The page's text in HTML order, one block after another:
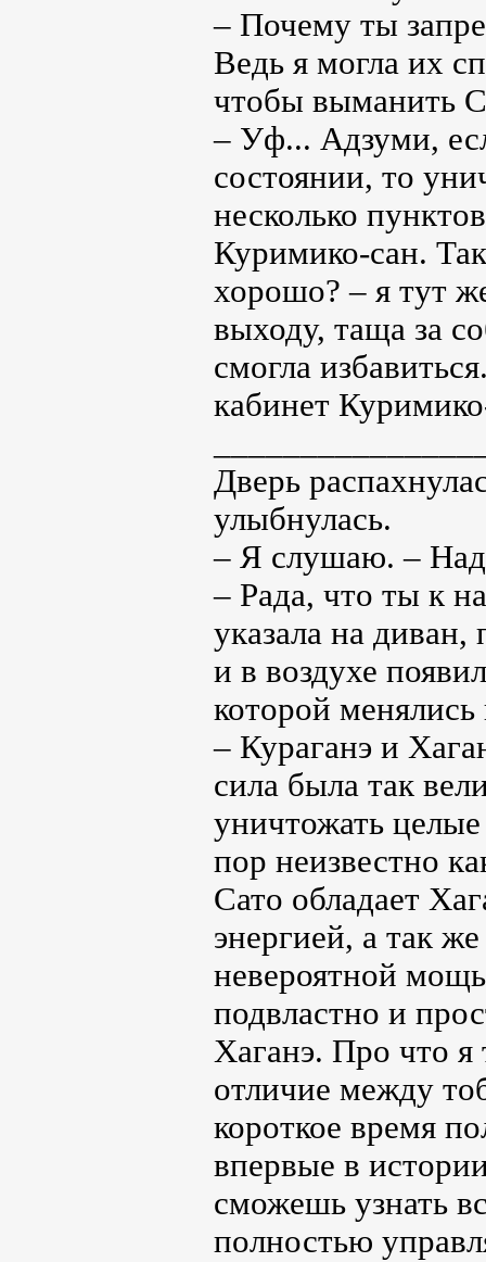
– Почему ты
Ведь я могла их
чтобы выманить
– Уф... Адзуми,
состоянии, то
несколько
Куримико-сан.
хорошо? – я тут
выходу, таща за
смогла
кабинет
Дверь
улыбнулась.
– Я слушаю. –
– Рада, что ты к
указала на
и в воздухе
которой менялись
– Кураганэ и
сила была так
уничтожать
пор неизвестно
Сато обладает
энергией, а так
невероятной
подвластно и
Хаганэ. Про что я
отличие между
короткое время
впервые в
сможешь узнать
полностью